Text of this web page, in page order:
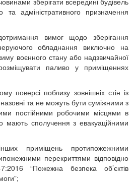
та адміністративного призначення
вимог щодо зберігання
обладнання виключно на
воєнного стану або надзвичайної
розміщувати паливо у приміщеннях
поверсі поблизу зовнішніх стін із
та не можуть бути суміжними з
постійними робочими місцями в
мають сполучення з евакуаційними
приміщень протипожежними
перекриттями відповідно
“Пожежна безпека об’єктів